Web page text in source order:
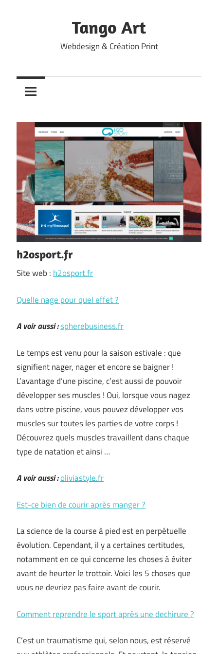
Tango Art
Webdesign & Création Print
h2osport.fr
Site web : h2osport.fr
Quelle nage pour quel effet ?
A voir aussi :spherebusiness.fr
Le temps est venu pour la saison estivale : que
signifient nager, nager et encore se baigner !
L’avantage d’une piscine, c’est aussi de pouvoir
développer ses muscles ! Oui, lorsque vous nagez
dans votre piscine, vous pouvez développer vos
muscles sur toutes les parties de votre corps !
Découvrez quels muscles travaillent dans chaque
type de natation et ainsi …
A voir aussi :oliviastyle.fr
Est-ce bien de courir après manger ?
La science de la course à pied est en perpétuelle
évolution. Cependant, il y a certaines certitudes,
notamment en ce qui concerne les choses à éviter
avant de heurter le trottoir. Voici les 5 choses que
vous ne devriez pas faire avant de courir.
Comment reprendre le sport après une dechirure ?
C’est un traumatisme qui, selon nous, est réservé